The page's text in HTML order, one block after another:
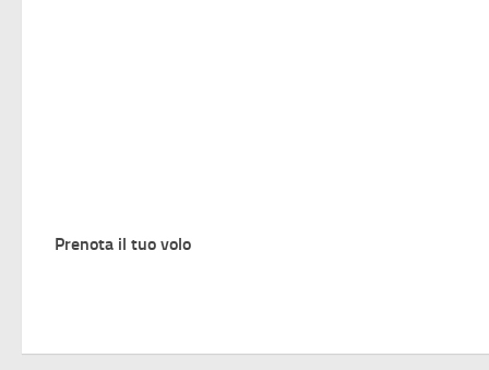
Prenota il tuo volo